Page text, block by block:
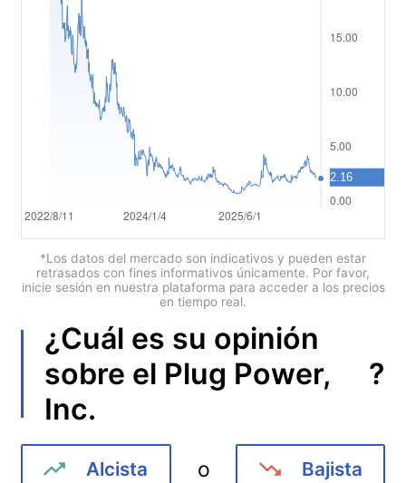
Tiếng việt
Bahasa Indonesia
Bahasa Melayu
हिन्दी
*Los datos del mercado son indicativos y pueden estar
retrasados con fines informativos únicamente. Por favor,
inicie sesión en nuestra plataforma para acceder a los precios
en tiempo real.
¿Cuál es su opinión
sobre el Plug Power,
Inc.
?
Alcista o Bajista